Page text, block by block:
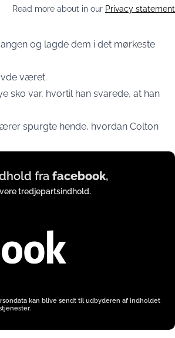
Read more about in our Privacy statement
og lagde dem i det mørkeste
været.
sko var, hvortil han svarede, at han
spurgte hende, hvordan Colton
fra facebook,
tredjepartsindhold.
kan blive sendt til udbyderen af indholdet